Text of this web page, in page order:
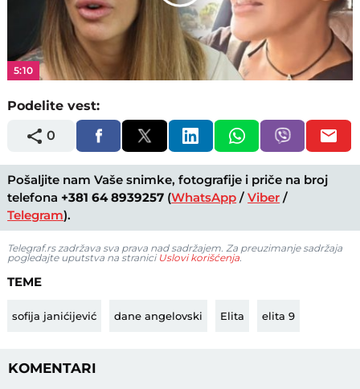
Video
5:10
Podelite vest:
0
Pošaljite nam Vaše snimke, fotografije i priče na broj
telefona +381 64 8939257 (WhatsApp /Viber /
Telegram).
Telegraf.rs zadržava sva prava nad sadržajem. Za preuzimanje sadržaja
pogledajte uputstva na stranici Uslovi korišćenja.
TEME
sofija janićijević dane angelovski Elita elita 9
KOMENTARI